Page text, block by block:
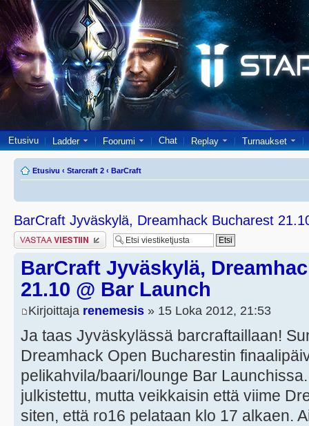
Etusivu Ladder Foorumi Chat Replay Turnaukset
Etusivu ‹ Starcraft 2 ‹ BarCraft
BarCraft Jyväskylä, Dreamhack Bucharest
Lähetä vastaus
BarCraft Jyväskylä,
21.10 @ Bar Launch
Kirjoittaja renemesis » 15 Loka 2012, 21:53
Ja taas Jyväskylässä barcraftaillaan!
Dreamhack Open Bucharestin
pelikahvila/baari/lounge Bar
julkistettu, mutta veikkaisin että viime
siten, että ro16 pelataan klo 17 alkaen.